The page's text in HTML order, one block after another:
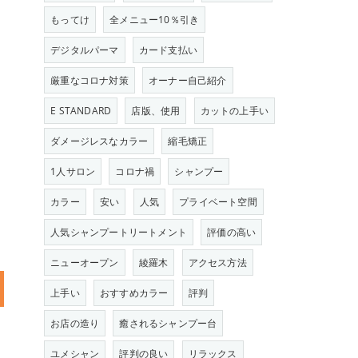
もってけ 全メニュー10％引き
デジタルパーマ カード支払い
厳重なコロナ対策 オーナー自己紹介
E STANDARD 店版、使用 カットの上手い
ダメージレスなカラー 縮毛矯正
1人サロン コロナ禍 シャンプー
カラー 安い 人気 プライベート空間
人気シャンプートリートメント 評価の高い
ニューオープン 綾羅木 アクセス方法
上手い おすすめカラー 評判
お店の造り 癒されるシャンプー台
ユメシャン 評判の良い リラックス